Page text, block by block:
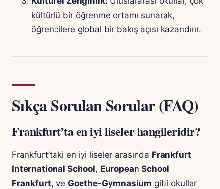
kültürlü bir öğrenme ortamı sunarak,
öğrencilere global bir bakış açısı kazandırır.
Sıkça Sorulan Sorular (FAQ)
Frankfurt’ta en iyi liseler hangileridir?
Frankfurt’taki en iyi liseler arasında Frankfurt
International School, European School
Frankfurt, ve Goethe-Gymnasium gibi okullar